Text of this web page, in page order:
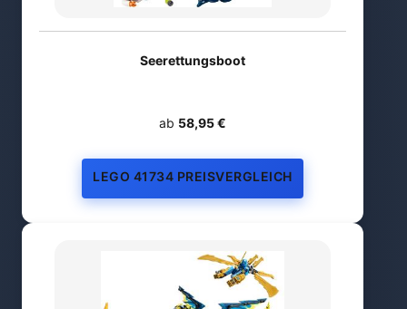
Seerettungsboot
ab 58,95 €
LEGO 41734 PREISVERGLEICH